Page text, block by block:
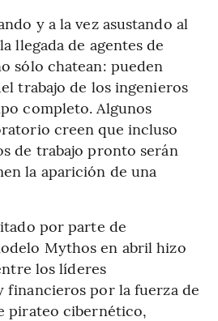
y a la vez asustando al
llegada de agentes de
sólo chatean: pueden
trabajo de los ingenieros
completo. Algunos
creen que incluso
de trabajo pronto serán
la aparición de una
por parte de
Mythos en abril hizo
los líderes
financieros por la fuerza de
pirateo cibernético,